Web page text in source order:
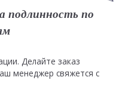
подлинность по
Делайте заказ
менеджер свяжется с